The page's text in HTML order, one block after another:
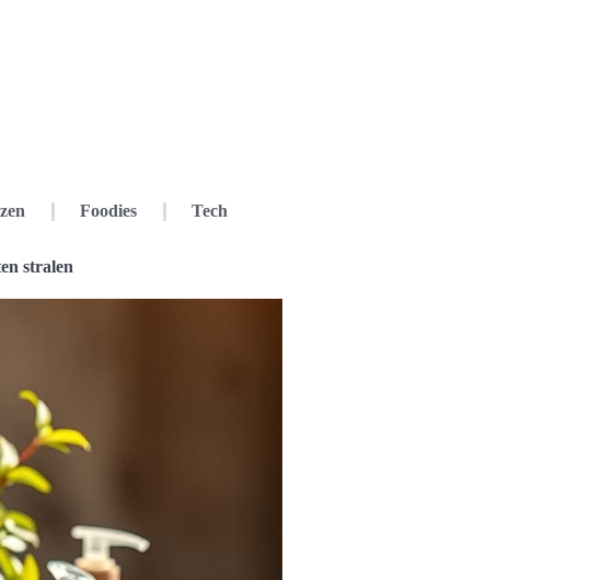
Foodies Tech
stralen